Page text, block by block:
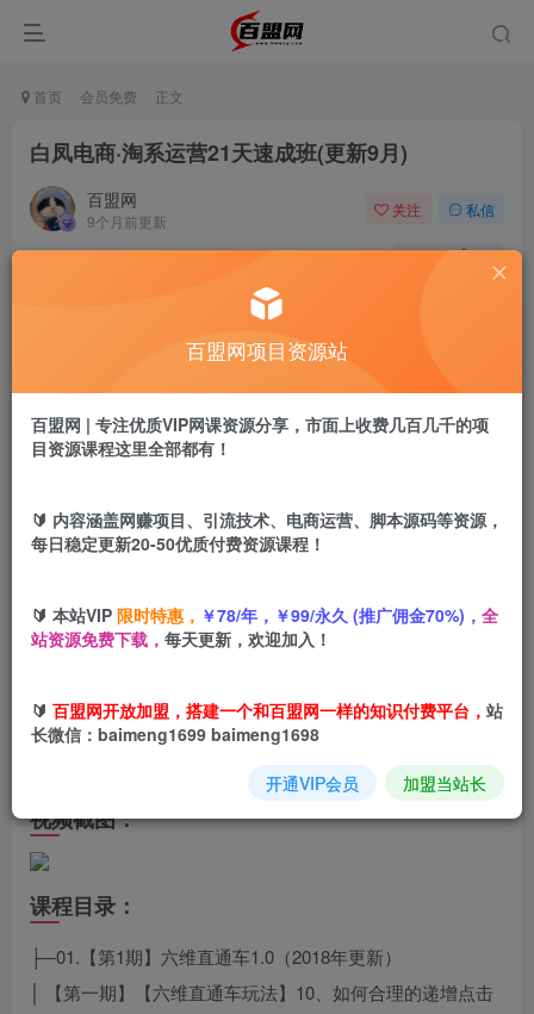
首页 会员免费 正文
白凤电商·淘系运营21天速成班(更新9月)
百盟网
9个月前更新
关注 私信
549 20
白凤电商·淘系运营21天速成班(更新9月)
此内容为付费阅读，请付费后查看
9.9
年卡会员免费
您当前未登录！建议登陆后购买，可保存购买订单
课程介绍：
淘系运营，不做假把式。10大核心模块分解淘宝运营，每月
视频截图：
课程目录：
├─01.【第1期】六维直通车1.0（2018年更新）
│ 【第一期】【六维直通车玩法】10、如何合理的递增点击
百盟网项目资源站
百盟网 | 专注优质VIP网课资源分享，市面上收费几百几千的项
目资源课程这里全部都有！
🔰 内容涵盖网赚项目、引流技术、电商运营、脚本源码等资源，
每日稳定更新20-50优质付费资源课程！
🔰 本站VIP 限时特惠， ￥78/年，￥99/永久 (推广佣金70%)， 全
站资源免费下载， 每天更新，欢迎加入！
🔰 百盟网开放加盟，搭建一个和百盟网一样的知识付费平台， 站
长微信：baimeng1699 baimeng1698
开通VIP会员 加盟当站长